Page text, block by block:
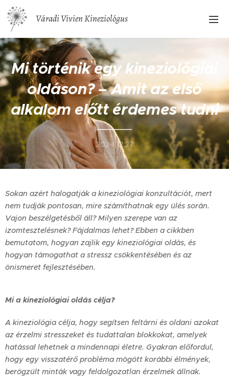
Váradi Vivien Kineziológus
Mi történik egy kineziológiai
oldáson? – Amit az első
alkalom előtt érdemes tudni
2024.12.27
Sokan azért halogatják a kineziológiai konzultációt, mert
nem tudják pontosan, mire számíthatnak egy ülés során.
Vajon beszélgetésből áll? Milyen szerepe van az
izomtesztelésnek? Fájdalmas lehet? Ebben a cikkben
bemutatom, hogyan zajlik egy kineziológiai oldás, és
hogyan támogathat a stressz csökkentésében és az
önismeret fejlesztésében.
Mi a kineziológiai oldás célja?
A kineziológia célja, hogy segítsen feltárni és oldani azokat
az érzelmi stresszeket és tudattalan blokkokat, amelyek
hatással lehetnek a mindennapi életre. Gyakran előfordul,
hogy egy visszatérő probléma mögött korábbi élmények,
berögzült minták vagy feldolgozatlan érzelmek állnak.